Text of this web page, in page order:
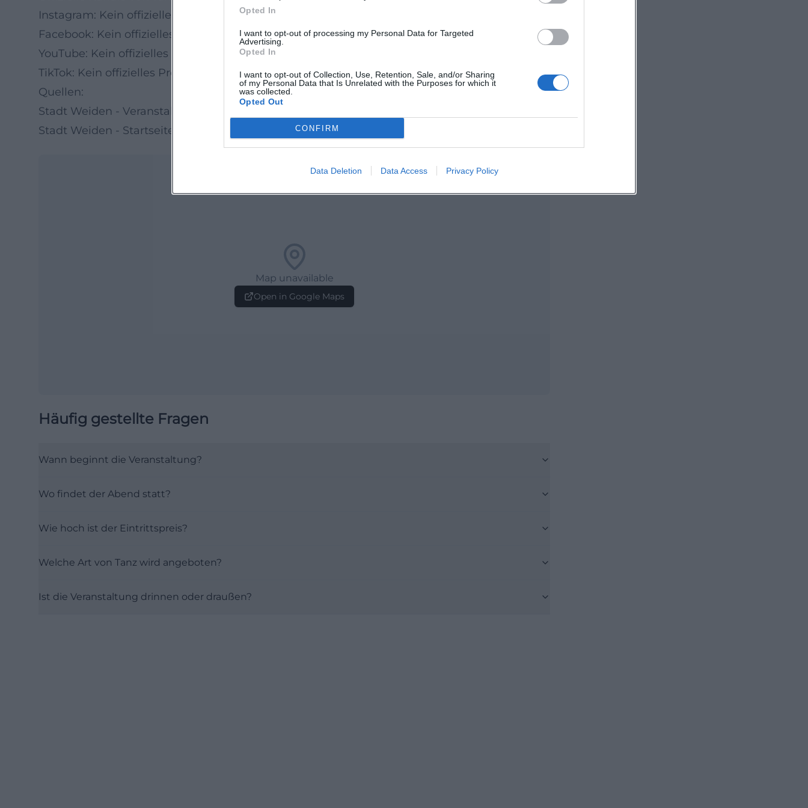
Opted In
I want to opt-out of processing my Personal Data for Targeted
Advertising.
Opted In
I want to opt-out of Collection, Use, Retention, Sale, and/or Sharing
of my Personal Data that Is Unrelated with the Purposes for which it
was collected.
Opted Out
CONFIRM
Data Deletion Data Access Privacy Policy
Instagram: Kein offizielles Profil gefunden
Facebook: Kein offizielles Profil gefunden
YouTube: Kein offizielles Profil gefunden
TikTok: Kein offizielles Profil gefunden
Quellen:
Stadt Weiden - Veranstaltungsdetails
Stadt Weiden - Startseite und Veranstaltungshinweise
Map unavailable
Open in Google Maps
Häufig gestellte Fragen
Wann beginnt die Veranstaltung?
Wo findet der Abend statt?
Wie hoch ist der Eintrittspreis?
Welche Art von Tanz wird angeboten?
Ist die Veranstaltung drinnen oder draußen?